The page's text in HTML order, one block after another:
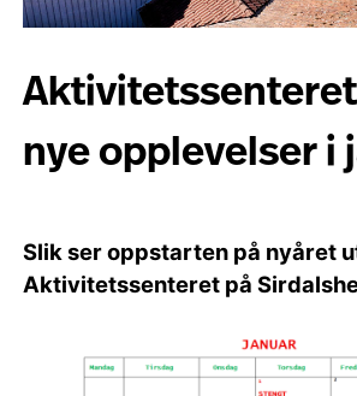
nye opplevelser i
Slik ser oppstarten på nyåret
Aktivitetssenteret på